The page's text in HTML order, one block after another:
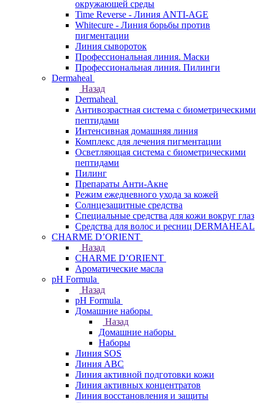
окружающей среды
Time Reverse - Линия ANTI-AGE
Whitecure - Линия борьбы против
пигментации
Линия сывороток
Профессиональная линия. Маски
Профессиональная линия. Пилинги
Dermaheal
Назад
Dermaheal
Антивозрастная система с биометрическими
пептидами
Интенсивная домашняя линия
Комплекс для лечения пигментации
Осветляющая система с биометрическими
пептидами
Пилинг
Препараты Анти-Акне
Режим ежедневного ухода за кожей
Солнцезащитные средства
Специальные средства для кожи вокруг глаз
Средства для волос и ресниц DERMAHEAL
CHARME D’ORIENT
Назад
CHARME D’ORIENT
Ароматические масла
pH Formula
Назад
pH Formula
Домашние наборы
Назад
Домашние наборы
Наборы
Линия SOS
Линия АВС
Линия активной подготовки кожи
Линия активных концентратов
Линия восстановления и защиты